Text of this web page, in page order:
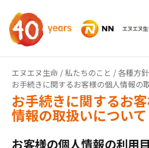
エヌエヌ生命 /私たちのこと / 各種方
お手続きに関するお客様の個人情報の
お手続きに関するお
情報の取扱いについて
お客様の個人情報の利用